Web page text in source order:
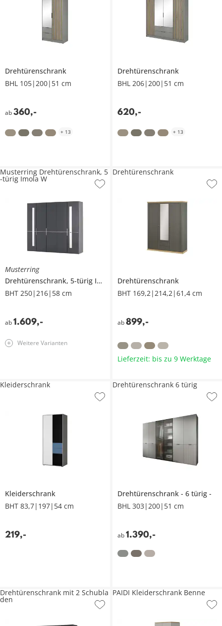
Drehtürenschrank
BHL 105|200|51 cm
ab360,-
+ 13
Drehtürenschrank
BHL 206|200|51 cm
620,-
+ 13
Musterring
Drehtürenschrank, 5-türig Imola W
BHT 250|216|58 cm
ab1.609,-
Musterring Drehtürenschrank, 5
-türig Imola W
Weitere Varianten
Drehtürenschrank
BHT 169,2|214,2|61,4 cm
ab 899,-
Drehtürenschrank
Lieferzeit: bis zu 9 Werktage
Kleiderschrank
BHT 83,7|197|54 cm
219,-
Kleiderschrank
Drehtürenschrank
6 türig
BHL 303|200|51 cm
ab 1.390,-
Drehtürenschrank 6 türig
Drehtürenschrank mit 2 Schubla
den
PAIDI Kleiderschrank Benne